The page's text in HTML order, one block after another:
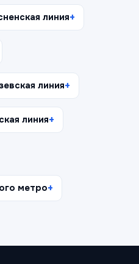
линия
линия
линия
метро